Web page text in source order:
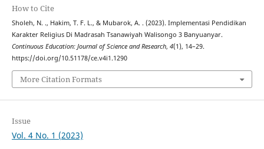
How to Cite
Sholeh, N. ., Hakim, T. F. L., & Mubarok, A. . (2023). Implementasi Pendidikan
Karakter Religius Di Madrasah Tsanawiyah Walisongo 3 Banyuanyar.
Continuous Education: Journal of Science and Research, 4(1), 14–29.
https://doi.org/10.51178/ce.v4i1.1290
More Citation Formats
Issue
Vol. 4 No. 1 (2023)